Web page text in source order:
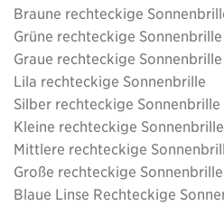
Braune rechteckige
Grüne rechteckige Sonnenbrille
Graue rechteckige Sonnenbrille
Lila rechteckige Sonnenbrille
Silber rechteckige Sonnenbrille
Kleine rechteckige Sonnenbrille
Mittlere rechteckige
Große rechteckige Sonnenbrille
Blaue Linse Rechteckige